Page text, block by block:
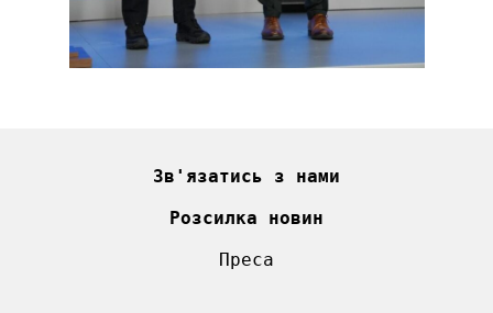
Зв'язатись з нами
Розсилка новин
Преса